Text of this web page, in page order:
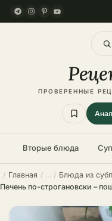
ПРОВЕРЕННЫЕ
Вторые блюда
Главная
Блюда из